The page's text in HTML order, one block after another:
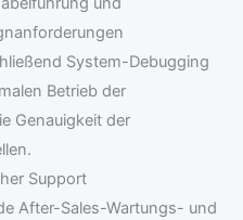
System-Debugging
Betrieb der
Genauigkeit der
Support
After-Sales-Wartungs- und